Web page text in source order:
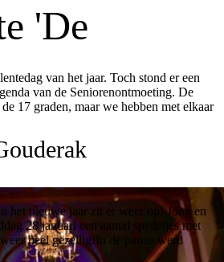
'De
van het jaar. Toch stond er een
van de Seniorenontmoeting. De
17 graden, maar we hebben met elkaar
het nieuwe jaar zit er weer op! Jong en
28 januari een aantal spelletjes met
heel gezellig!In de pauze werd